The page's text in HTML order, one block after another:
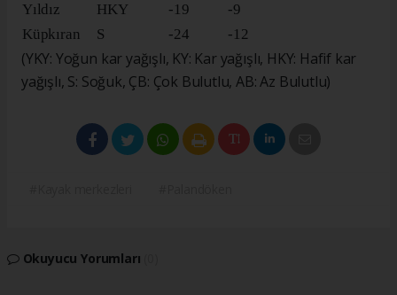
Yıldız
HKY -19
-9
Küpkıran
S -24 -12
(YKY: Yoğun kar yağışlı, KY: Kar yağışlı, HKY: Hafif kar
yağışlı, S: Soğuk, ÇB: Çok Bulutlu, AB: Az Bulutlu)
Okuyucu Yorumları